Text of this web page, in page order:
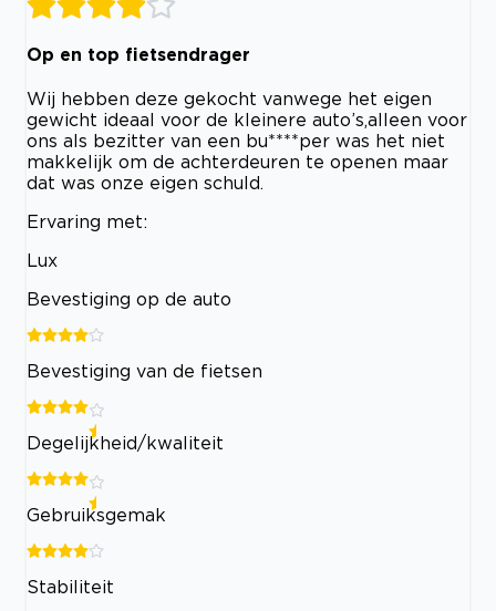
Op en top fietsendrager
Wij hebben deze gekocht vanwege het eigen
gewicht ideaal voor de kleinere auto’s,alleen voor
ons als bezitter van een bu****per was het niet
makkelijk om de achterdeuren te openen maar
dat was onze eigen schuld.
Ervaring met:
Lux
Bevestiging op de auto
Bevestiging van de fietsen
Degelijkheid/kwaliteit
Gebruiksgemak
Stabiliteit